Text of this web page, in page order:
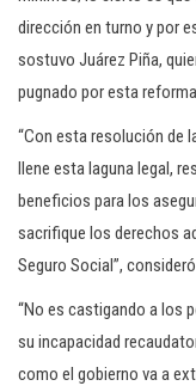
dirección en turno y por
sostuvo Juárez Piña,
pugnado por esta
“Con esta resolución de
llene esta laguna legal,
beneficios para los
sacrifique los derechos
Seguro Social”,
“No es castigando a los
su incapacidad
como el gobierno va a